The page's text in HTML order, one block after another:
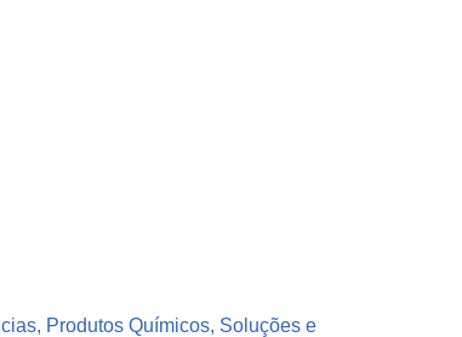
Produtos Químicos, Soluções e